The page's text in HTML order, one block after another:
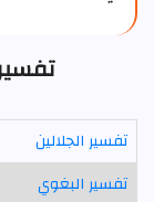
تفسير الآية
تفسير الجلالين
تفسير البغوي